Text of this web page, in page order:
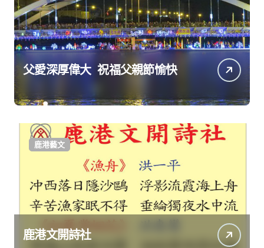
父愛深厚偉大 祝福父親節愉快
鹿港藝文
鹿港文開詩社